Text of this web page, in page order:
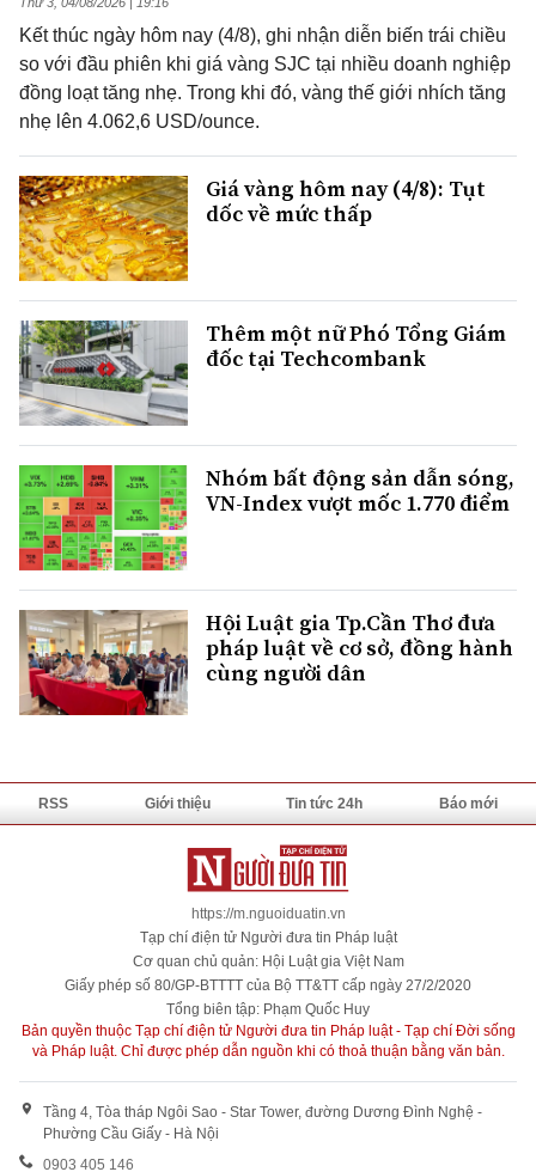
Kết thúc ngày hôm nay (4/8), ghi nhận diễn biến trái chiều
so với đầu phiên khi giá vàng SJC tại nhiều doanh nghiệp
đồng loạt tăng nhẹ. Trong khi đó, vàng thế giới nhích tăng
nhẹ lên 4.062,6 USD/ounce.
Giá vàng hôm nay (4/8): Tụt
dốc về mức thấp
Thêm một nữ Phó Tổng Giám
đốc tại Techcombank
Nhóm bất động sản dẫn sóng,
VN-Index vượt mốc 1.770 điểm
Hội Luật gia Tp.Cần Thơ đưa
pháp luật về cơ sở, đồng hành
cùng người dân
RSS Giới thiệu Tin tức 24h Báo mới
https://m.nguoiduatin.vn
Tạp chí điện tử Người đưa tin Pháp luật
Cơ quan chủ quản: Hội Luật gia Việt Nam
Giấy phép số 80/GP-BTTTT của Bộ TT&TT cấp ngày 27/2/2020
Tổng biên tập: Phạm Quốc Huy
Bản quyền thuộc Tạp chí điện tử Người đưa tin Pháp luật - Tạp chí Đời sống
và Pháp luật. Chỉ được phép dẫn nguồn khi có thoả thuận bằng văn bản.
Tầng 4, Tòa tháp Ngôi Sao - Star Tower, đường Dương Đình Nghệ -
Phường Cầu Giấy - Hà Nội
0903 405 146